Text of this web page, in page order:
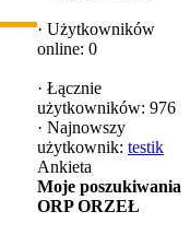
· Użytkowników
online: 0
· Łącznie
użytkowników: 976
· Najnowszy
użytkownik: testik
Ankieta
Moje poszukiwania
ORP ORZEŁ